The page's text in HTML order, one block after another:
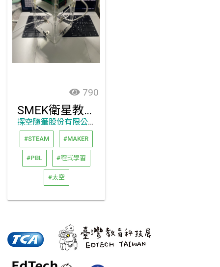
790
SMEK衛星教具
探空隨筆股份有限公司
#STEAM #MAKER
#PBL #程式學習
#太空